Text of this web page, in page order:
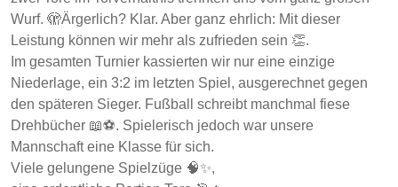
Wurf. 🫣Ärgerlich? Klar. Aber ganz ehrlich: Mit dieser
Leistung können wir mehr als zufrieden sein 👏.
Im gesamten Turnier kassierten wir nur eine einzige
Niederlage, ein 3:2 im letzten Spiel, ausgerechnet gegen
den späteren Sieger. Fußball schreibt manchmal fiese
Drehbücher 📖⚽. Spielerisch jedoch war unsere
Mannschaft eine Klasse für sich.
Viele gelungene Spielzüge 🧠✨,